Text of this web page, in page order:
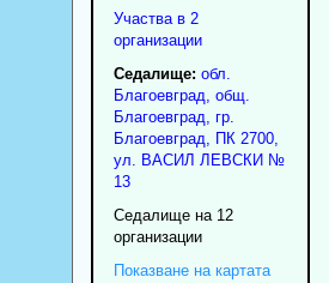
Участва в 2
организации
Седалище: обл.
Благоевград общ.
Благоевград гр.
Благоевград , ПК 2700,
ул. ВАСИЛ ЛЕВСКИ №
13
Седалище на 12
организации
Показване на картата